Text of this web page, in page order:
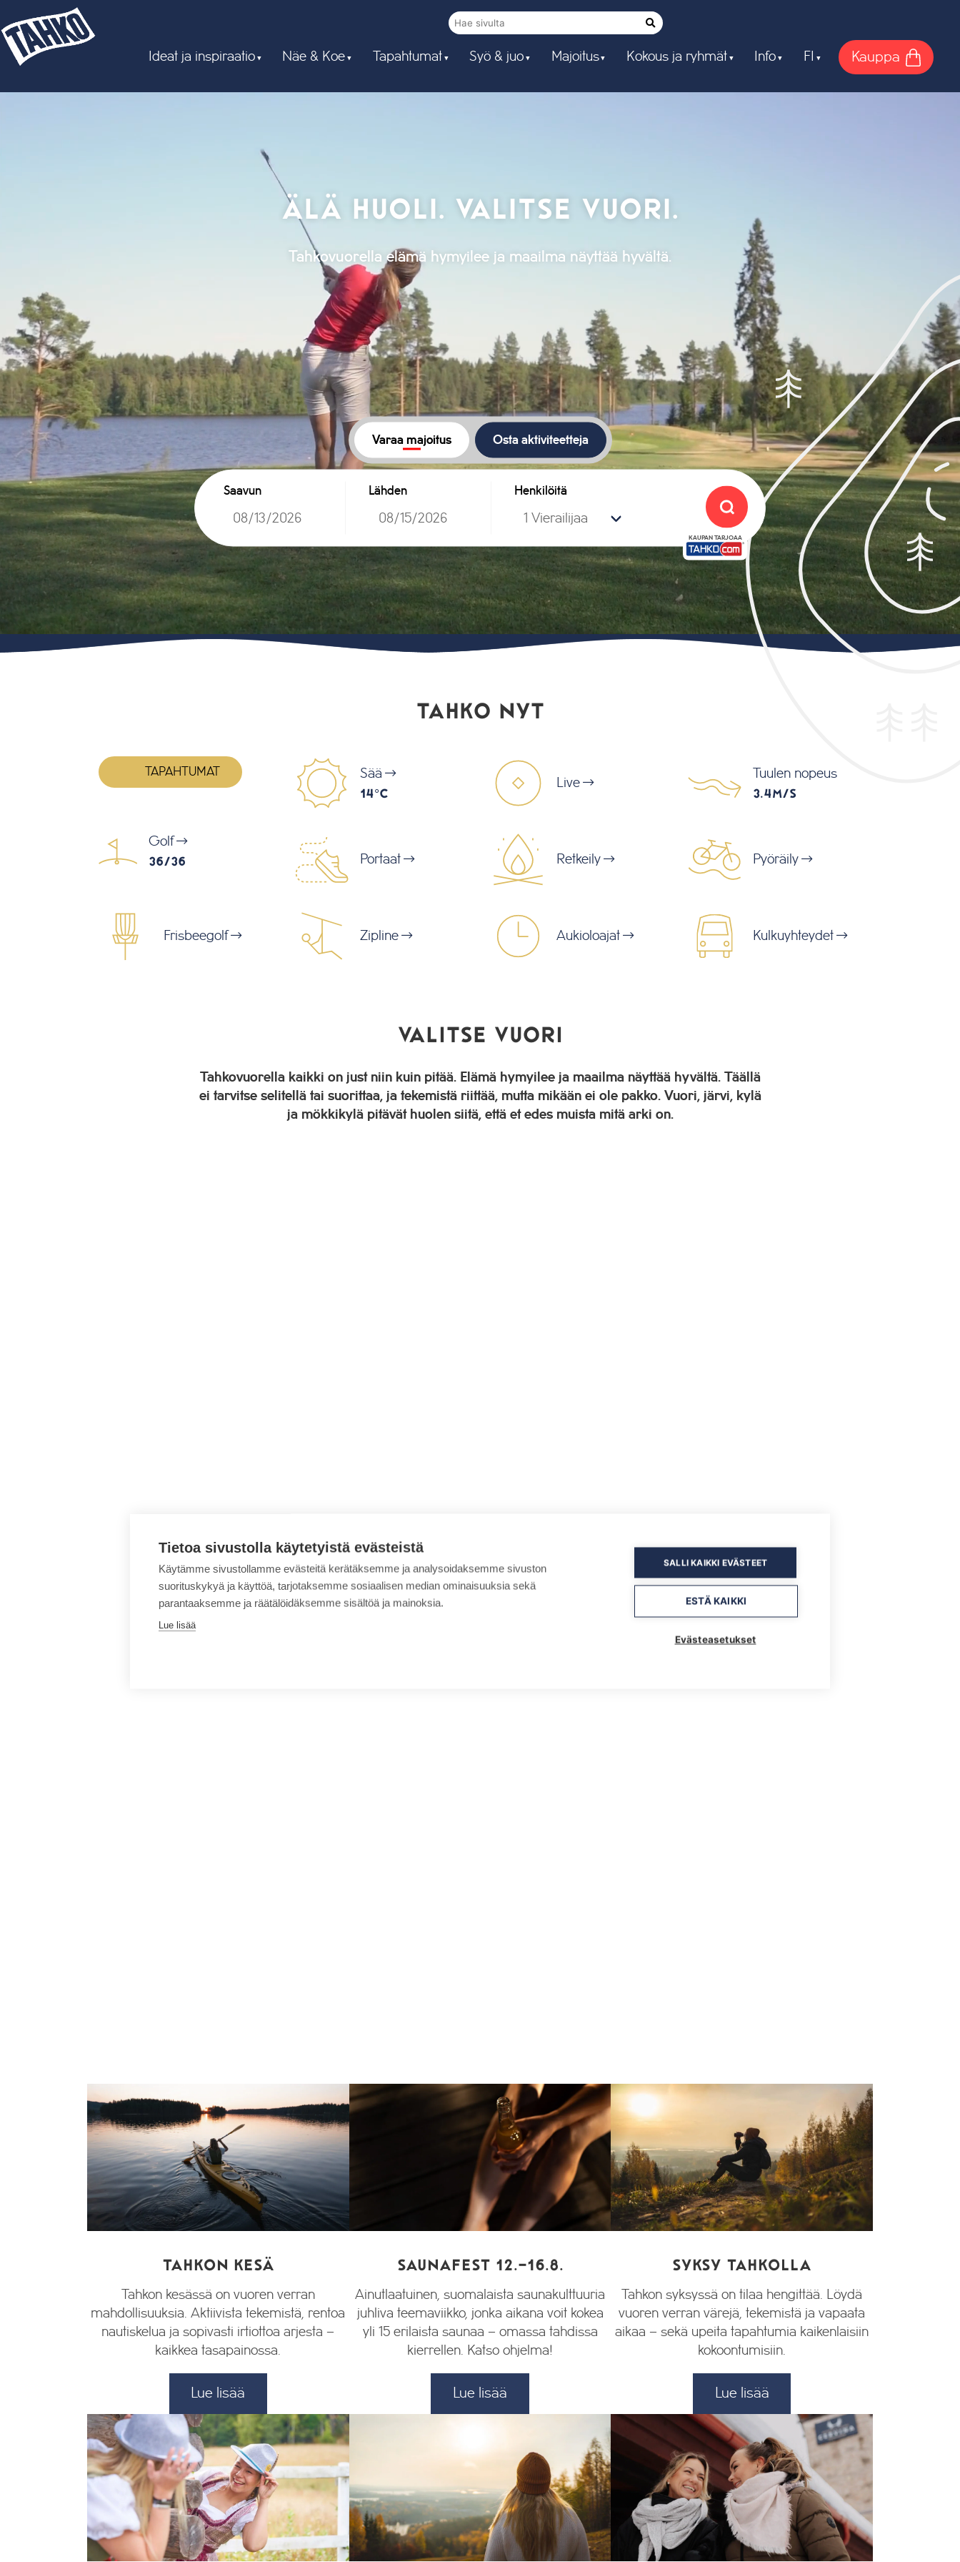
Ideat ja inspiraatio Näe & Koe Tapahtumat Syö & juo Majoitus Kokous ja ryhmät Info FI Kauppa
ÄLÄ HUOLI. VALITSE VUORI.
Tahkovuorella elämä hymyilee ja maailma näyttää hyvältä.
Varaa majoitus Osta aktiviteetteja
Saavun Lähden Henkilöitä
KAUPAN TARJOAA
TAHKO NYT
TAPAHTUMAT Sää
14°C
Live
Tuulen nopeus
3.4M/S
Golf
36/36 Portaat Retkeily Pyöräily
Frisbeegolf Zipline Aukioloajat Kulkuyhteydet
VALITSE VUORI
Tahkovuorella kaikki on just niin kuin pitää. Elämä hymyilee ja maailma näyttää hyvältä. Täällä
ei tarvitse selitellä tai suorittaa, ja tekemistä riittää, mutta mikään ei ole pakko. Vuori, järvi, kylä
ja mökkikylä pitävät huolen siitä, että et edes muista mitä arki on.
TAHKON KESÄ
Tahkon kesässä on vuoren verran
mahdollisuuksia. Aktiivista tekemistä, rentoa
nautiskelua ja sopivasti irtiottoa arjesta –
kaikkea tasapainossa.
Lue lisää
SAUNAFEST 12.-16.8.
Ainutlaatuinen, suomalaista saunakulttuuria
juhliva teemaviikko, jonka aikana voit kokea
yli 15 erilaista saunaa – omassa tahdissa
kierrellen. Katso ohjelma!
Lue lisää
SYKSY TAHKOLLA
Tahkon syksyssä on tilaa hengittää. Löydä
vuoren verran värejä, tekemistä ja vapaata
aikaa – sekä upeita tapahtumia kaikenlaisiin
kokoontumisiin.
Lue lisää
Tietoa sivustolla käytetyistä evästeistä
Käytämme sivustollamme evästeitä kerätäksemme ja analysoidaksemme sivuston
suorituskykyä ja käyttöä, tarjotaksemme sosiaalisen median ominaisuuksia sekä
parantaaksemme ja räätälöidäksemme sisältöä ja mainoksia.
Lue lisää
SALLI KAIKKI EVÄSTEET
ESTÄ KAIKKI
Evästeasetukset